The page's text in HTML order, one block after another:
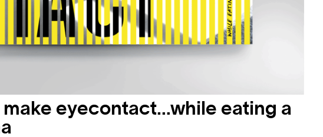
make eyecontact…while eating a